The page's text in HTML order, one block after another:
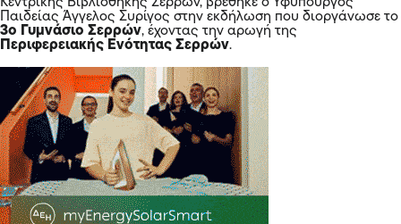
Παιδείας Άγγελος Συρίγος στην εκδήλωση που διοργάνωσε το
3ο Γυμνάσιο Σερρών, έχοντας την αρωγή της
Περιφερειακής Ενότητας Σερρών.